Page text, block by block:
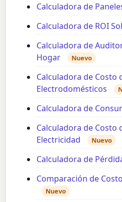
Calculadora de
Calculadora de ROI
Calculadora de
Hogar
Nuevo
Calculadora de Costo
Electrodomésticos
Calculadora de
Calculadora de Costo
Electricidad
Nuevo
Calculadora de
Comparación de
Nuevo